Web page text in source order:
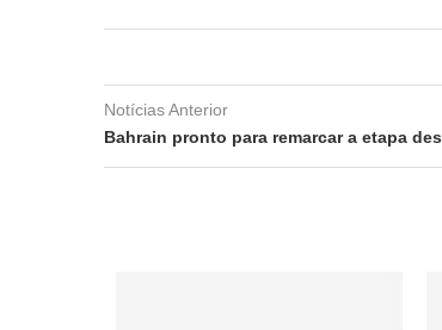
Notícias Anterior
Bahrain pronto para remarcar a etapa